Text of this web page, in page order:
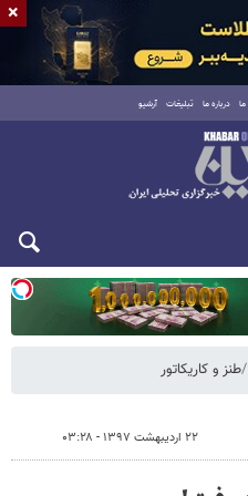
درباره ما تبلیغات آرشیو
طنز و کاریکاتور
۲۲ اردیبهشت ۱۳۹۷ - ۰۳:۲۸
×